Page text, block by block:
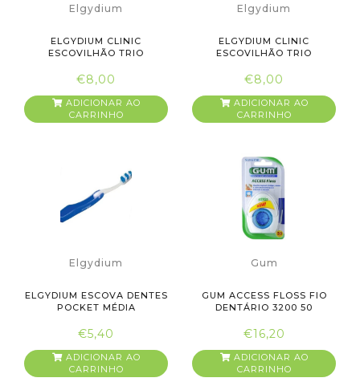
Elgydium
ELGYDIUM CLINIC
ESCOVILHÃO TRIO
€8,00
ADICIONAR AO
CARRINHO
Elgydium
ELGYDIUM CLINIC
ESCOVILHÃO TRIO
€8,00
ADICIONAR AO
CARRINHO
Elgydium
ELGYDIUM ESCOVA DENTES
POCKET MÉDIA
€5,40
ADICIONAR AO
CARRINHO
Gum
GUM ACCESS FLOSS FIO
DENTÁRIO 3200 50
€16,20
ADICIONAR AO
CARRINHO